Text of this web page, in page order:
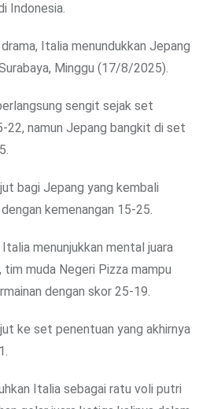
Indonesia.
Italia menundukkan Jepang
Minggu (17/8/2025).
sengit sejak set
22, namun Jepang bangkit di set
bagi Jepang yang kembali
kemenangan 15-25.
menunjukkan mental juara
muda Negeri Pizza mampu
dengan skor 25-19.
ke set penentuan yang akhirnya
Italia sebagai ratu voli putri